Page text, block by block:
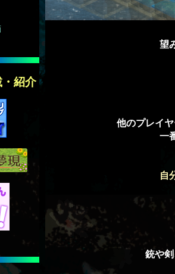
望
他のプレイ
一
自
銃や
紹介